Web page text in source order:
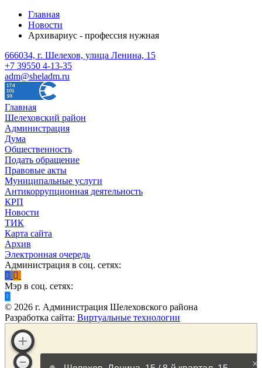
Главная
Новости
Архивариус - профессия нужная
666034, г. Шелехов, улица Ленина, 15
+7 39550 4-13-35
adm@sheladm.ru
Главная
Шелеховский район
Администрация
Дума
Общественность
Подать обращение
Правовые акты
Муниципальные услуги
Антикоррупционная деятельность
КРП
Новости
ТИК
Карта сайта
Архив
Электронная очередь
Администрация в соц. сетях:
Мэр в соц. сетях:
© 2026 г. Администрация Шелеховского района
Разработка сайта: Виртуальные технологии